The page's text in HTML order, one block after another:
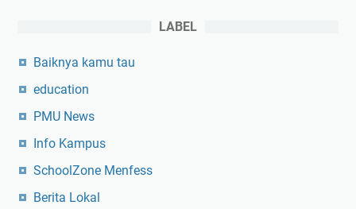
a
M
a
s
s
w
LABEL
Baiknya kamu tau
education
PMU News
Info Kampus
SchoolZone Menfess
Berita Lokal